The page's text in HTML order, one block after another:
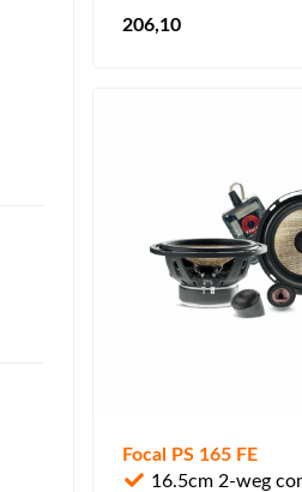
206,10
Focal PS 165 FE
16.5cm 2-weg